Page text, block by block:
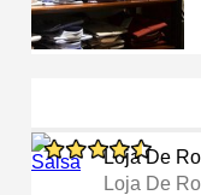
Loja De
Loja De